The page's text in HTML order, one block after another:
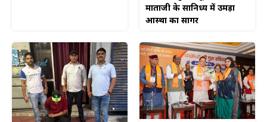
माताजी के सानिध्य में उमड़ा
आस्था का सागर